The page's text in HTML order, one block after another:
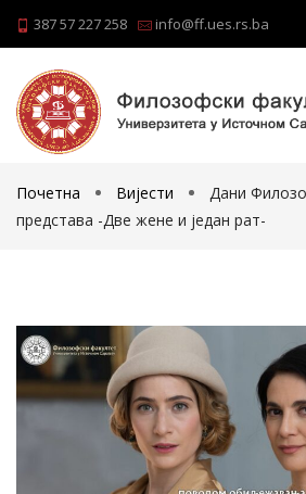
387 57 227 258 info@ff.ues.rs.ba
Почетна Вијести
Дани
представа -Две жене и један рат-